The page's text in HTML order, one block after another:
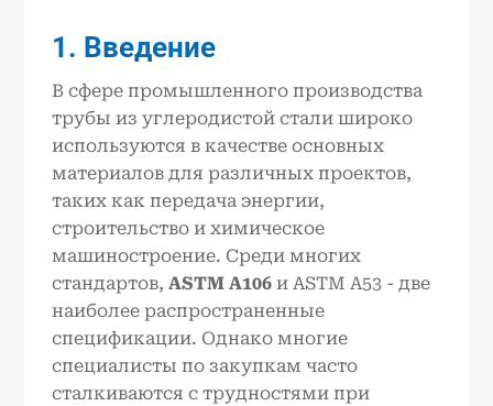
1. Введение
В сфере промышленного производства
трубы из углеродистой стали широко
используются в качестве основных
материалов для различных проектов,
таких как передача энергии,
строительство и химическое
машиностроение. Среди многих
стандартов,ASTM A106 и ASTM A53 - две
наиболее распространенные
спецификации. Однако многие
специалисты по закупкам часто
сталкиваются с трудностями при